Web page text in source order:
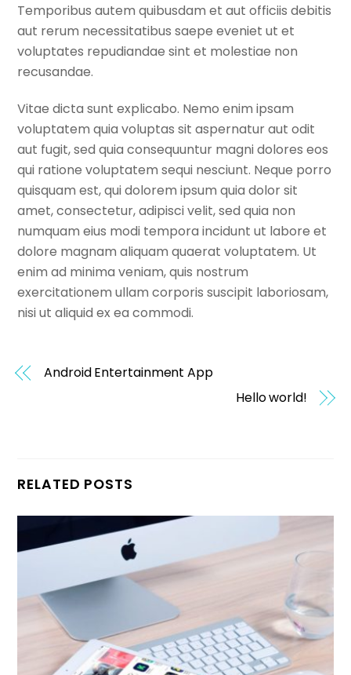
Temporibus autem quibusdam et aut officiis debitis
aut rerum necessitatibus saepe eveniet ut et
voluptates repudiandae sint et molestiae non
recusandae.
Vitae dicta sunt explicabo. Nemo enim ipsam
voluptatem quia voluptas sit aspernatur aut odit
aut fugit, sed quia consequuntur magni dolores eos
qui ratione voluptatem sequi nesciunt. Neque porro
quisquam est, qui dolorem ipsum quia dolor sit
amet, consectetur, adipisci velit, sed quia non
numquam eius modi tempora incidunt ut labore et
dolore magnam aliquam quaerat voluptatem. Ut
enim ad minima veniam, quis nostrum
exercitationem ullam corporis suscipit laboriosam,
nisi ut aliquid ex ea commodi.
Android Entertainment App
Hello world!
RELATED POSTS